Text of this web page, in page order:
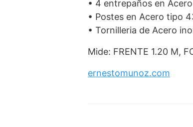
• 4 entrepaños en
• Postes en Acero tipo
• Tornilleria de Acero
Mide: FRENTE 1.20 M,
ernestomunoz.com